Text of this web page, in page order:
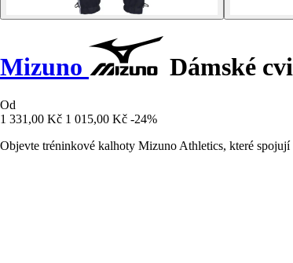
Mizuno Dámské
Od
1 331,00 Kč 1 015,00 Kč -24%
Objevte tréninkové kalhoty Mizuno Athletics, které